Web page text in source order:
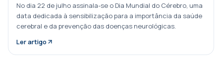
No dia 22 de julho assinala-se o Dia Mundial do Cérebro, uma
data dedicada à sensibilização para a importância da saúde
cerebral e da prevenção das doenças neurológicas.
Ler artigo